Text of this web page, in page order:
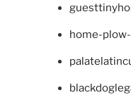
home-